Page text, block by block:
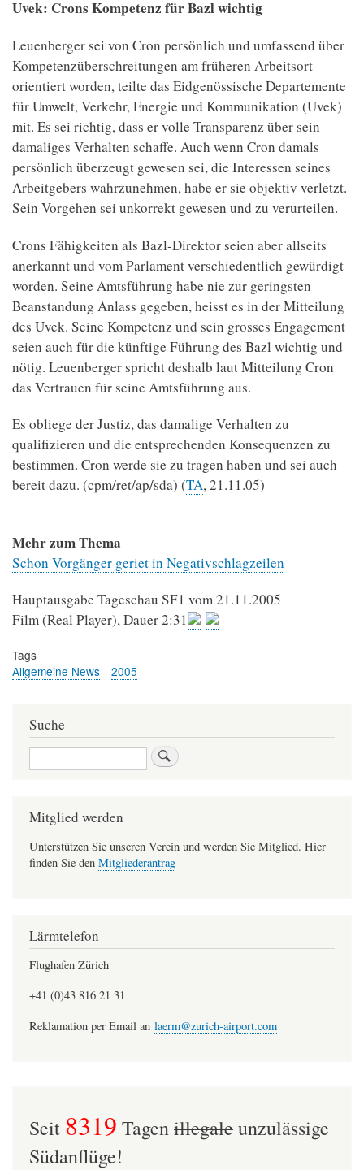
Uvek: Crons Kompetenz für Bazl wichtig
Leuenberger sei von Cron persönlich und umfassend über
Kompetenzüberschreitungen am früheren Arbeitsort
orientiert worden, teilte das Eidgenössische Departemente
für Umwelt, Verkehr, Energie und Kommunikation (Uvek)
mit. Es sei richtig, dass er volle Transparenz über sein
damaliges Verhalten schaffe. Auch wenn Cron damals
persönlich überzeugt gewesen sei, die Interessen seines
Arbeitgebers wahrzunehmen, habe er sie objektiv verletzt.
Sein Vorgehen sei unkorrekt gewesen und zu verurteilen.
Crons Fähigkeiten als Bazl-Direktor seien aber allseits
anerkannt und vom Parlament verschiedentlich gewürdigt
worden. Seine Amtsführung habe nie zur geringsten
Beanstandung Anlass gegeben, heisst es in der Mitteilung
des Uvek. Seine Kompetenz und sein grosses Engagement
seien auch für die künftige Führung des Bazl wichtig und
nötig. Leuenberger spricht deshalb laut Mitteilung Cron
das Vertrauen für seine Amtsführung aus.
Es obliege der Justiz, das damalige Verhalten zu
qualifizieren und die entsprechenden Konsequenzen zu
bestimmen. Cron werde sie zu tragen haben und sei auch
bereit dazu. (cpm/ret/ap/sda) (TA, 21.11.05)
Mehr zum Thema
Schon Vorgänger geriet in Negativschlagzeilen
Hauptausgabe Tageschau SF1 vom 21.11.2005
Film (Real Player), Dauer 2:31
Tags
Allgemeine News
2005
Suche
Suche
Mitglied werden
Unterstützen Sie unseren Verein und werden Sie Mitglied. Hier
finden Sie den Mitgliederantrag
Lärmtelefon
Flughafen Zürich
+41 (0)43 816 21 31
Reklamation per Email an laerm@zurich-airport.com
Seit 8319 Tagenillegaleunzulässige
Südanflüge!